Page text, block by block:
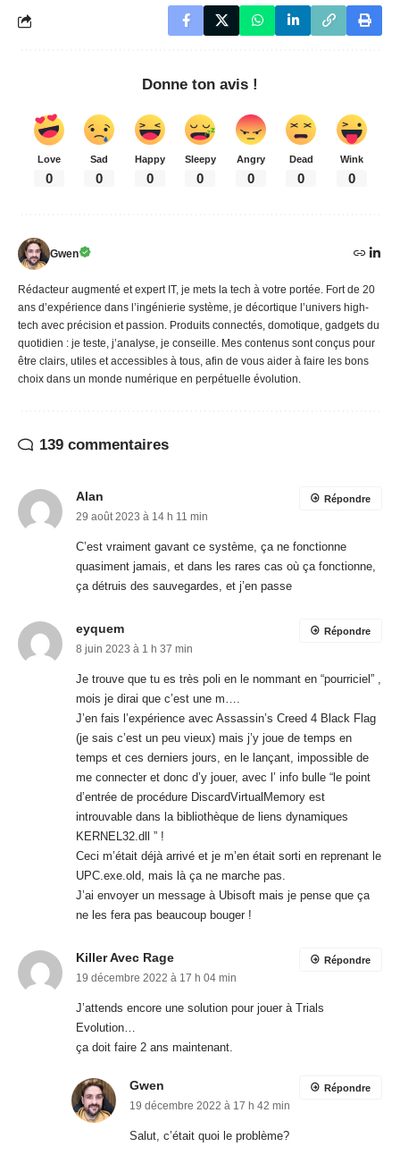
Donne ton avis !
Love
0
Sad
0
Happy
0
Sleepy
0
Angry
0
Dead
0
Wink
0
Gwen
Rédacteur augmenté et expert IT, je mets la tech à votre portée. Fort de 20
ans d’expérience dans l’ingénierie système, je décortique l’univers high-
tech avec précision et passion. Produits connectés, domotique, gadgets du
quotidien : je teste, j’analyse, je conseille. Mes contenus sont conçus pour
être clairs, utiles et accessibles à tous, afin de vous aider à faire les bons
choix dans un monde numérique en perpétuelle évolution.
139 commentaires
Alan
29 août 2023 à 14 h 11 min
C’est vraiment gavant ce système, ça ne fonctionne
quasiment jamais, et dans les rares cas où ça fonctionne,
ça détruis des sauvegardes, et j’en passe
Répondre
eyquem
8 juin 2023 à 1 h 37 min
Je trouve que tu es très poli en le nommant en “pourriciel” ,
mois je dirai que c’est une m….
J’en fais l’expérience avec Assassin’s Creed 4 Black Flag
(je sais c’est un peu vieux) mais j’y joue de temps en
temps et ces derniers jours, en le lançant, impossible de
me connecter et donc d’y jouer, avec l’ info bulle “le point
d’entrée de procédure DiscardVirtualMemory est
introuvable dans la bibliothèque de liens dynamiques
KERNEL32.dll ” !
Ceci m’était déjà arrivé et je m’en était sorti en reprenant le
UPC.exe.old, mais là ça ne marche pas.
J’ai envoyer un message à Ubisoft mais je pense que ça
ne les fera pas beaucoup bouger !
Répondre
Killer Avec Rage
19 décembre 2022 à 17 h 04 min
J’attends encore une solution pour jouer à Trials
Evolution…
ça doit faire 2 ans maintenant.
Répondre
Gwen
19 décembre 2022 à 17 h 42 min
Salut, c’était quoi le problème?
Répondre